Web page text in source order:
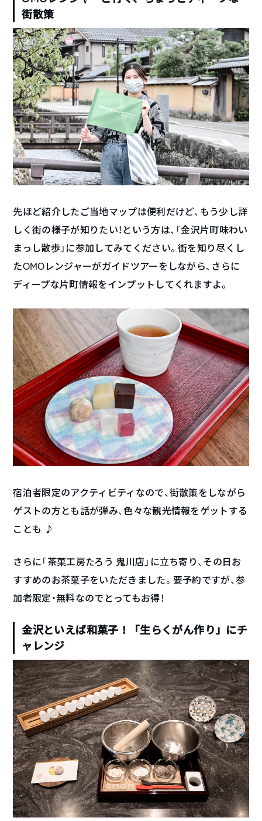
街散策
先ほど紹介したご当地マップは便利だけど、もう少し詳
しく街の様子が知りたい！という方は、「金沢片町味わい
まっし散歩」に参加してみてください。街を知り尽くし
たOMOレンジャーがガイドツアーをしながら、さらに
ディープな片町情報をインプットしてくれますよ。
宿泊者限定のアクティビティなので、街散策をしながら
ゲストの方とも話が弾み、色々な観光情報をゲットする
ことも ♪
さらに「茶菓工房たろう 鬼川店」に立ち寄り、その日お
すすめのお茶菓子をいただきました。要予約ですが、参
加者限定・無料なのでとってもお得！
金沢といえば和菓子！「生らくがん作り」にチ
ャレンジ